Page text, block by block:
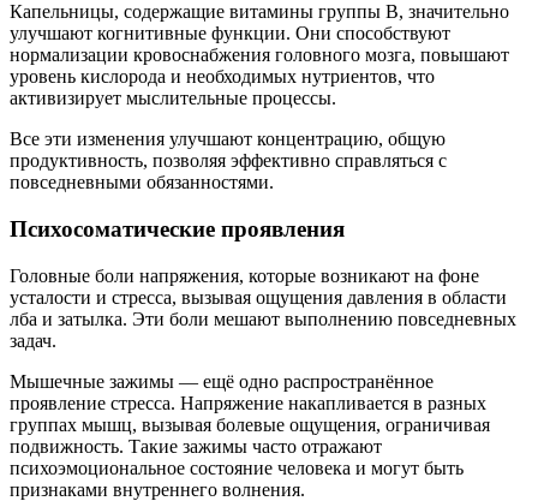
Капельницы, содержащие витамины группы B, значительно
улучшают когнитивные функции. Они способствуют
нормализации кровоснабжения головного мозга, повышают
уровень кислорода и необходимых нутриентов, что
активизирует мыслительные процессы.
Все эти изменения улучшают концентрацию, общую
продуктивность, позволяя эффективно справляться с
повседневными обязанностями.
Психосоматические проявления
Головные боли напряжения, которые возникают на фоне
усталости и стресса, вызывая ощущения давления в области
лба и затылка. Эти боли мешают выполнению повседневных
задач.
Мышечные зажимы — ещё одно распространённое
проявление стресса. Напряжение накапливается в разных
группах мышц, вызывая болевые ощущения, ограничивая
подвижность. Такие зажимы часто отражают
психоэмоциональное состояние человека и могут быть
признаками внутреннего волнения.